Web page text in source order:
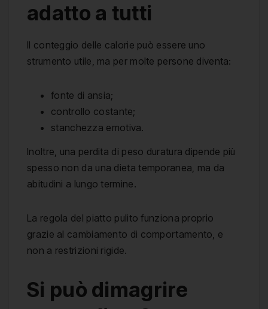
adatto a tutti
Il conteggio delle calorie può essere uno
strumento utile, ma per molte persone diventa:
fonte di ansia;
controllo costante;
stanchezza emotiva.
Inoltre, una perdita di peso duratura dipende più
spesso non da una dieta temporanea, ma da
abitudini a lungo termine.
La regola del piatto pulito funziona proprio
grazie al cambiamento di comportamento, e
non a restrizioni rigide.
Si può dimagrire